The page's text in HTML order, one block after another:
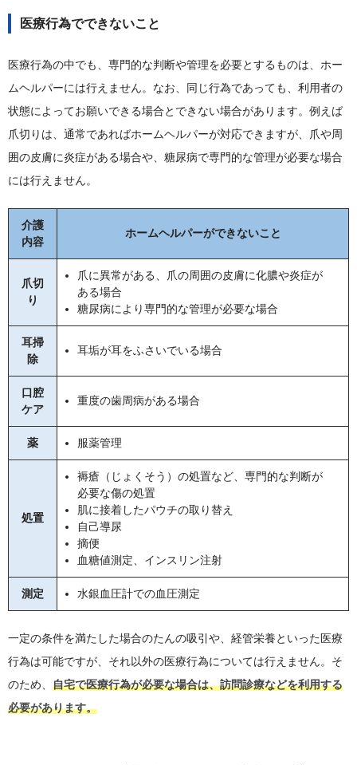
医療行為でできないこと
医療行為の中でも、専門的な判断や管理を必要とするものは、ホー
ムヘルパーには行えません。なお、同じ行為であっても、利用者の
状態によってお願いできる場合とできない場合があります。例えば
爪切りは、通常であればホームヘルパーが対応できますが、爪や周
囲の皮膚に炎症がある場合や、糖尿病で専門的な管理が必要な場合
には行えません。
介護
内容
ホームヘルパーができないこと
爪切
り
爪に異常がある、爪の周囲の皮膚に化膿や炎症が
ある場合
糖尿病により専門的な管理が必要な場合
耳掃
除
耳垢が耳をふさいでいる場合
口腔
ケア
重度の歯周病がある場合
薬 服薬管理
処置
褥瘡（じょくそう）の処置など、専門的な判断が
必要な傷の処置
肌に接着したパウチの取り替え
自己導尿
摘便
血糖値測定、インスリン注射
測定 水銀血圧計での血圧測定
一定の条件を満たした場合のたんの吸引や、経管栄養といった医療
行為は可能ですが、それ以外の医療行為については行えません。そ
のため、 自宅で医療行為が必要な場合は、訪問診療などを利用する
必要があります。